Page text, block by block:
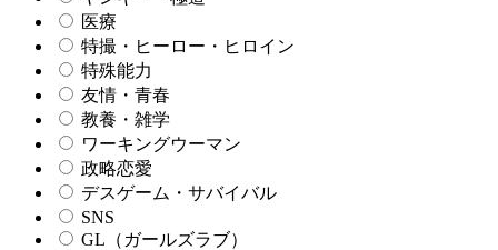
医療
特撮・ヒーロー・ヒロイン
特殊能力
友情・青春
教養・雑学
ワーキングウーマン
政略恋愛
デスゲーム・サバイバル
SNS
GL（ガールズラブ）